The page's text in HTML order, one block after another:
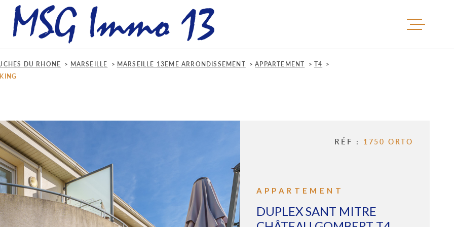
DU RHONE MARSEILLE MARSEILLE 13EME ARRONDISSEMENT APPARTEMENT
T4
RÉF : 1750 ORTO
APPARTEMENT
DUPLEX SANT MITRE